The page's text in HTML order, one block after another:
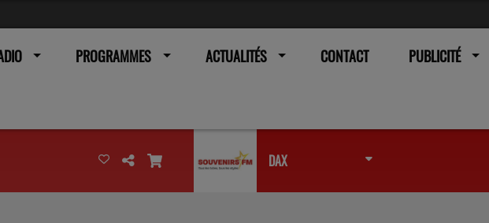
PROGRAMMES ACTUALITÉS CONTACT PUBLICITÉ
DAX